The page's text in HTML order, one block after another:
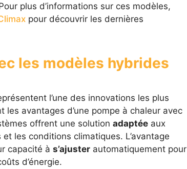
plus d’informations sur ces modèles,
pour découvrir les dernières
les modèles hybrides
l’une des innovations les plus
avantages d’une pompe à chaleur avec
offrent une solution adaptéeaux
les conditions climatiques. L’avantage
capacité à s’ajusterautomatiquement pour
d’énergie.